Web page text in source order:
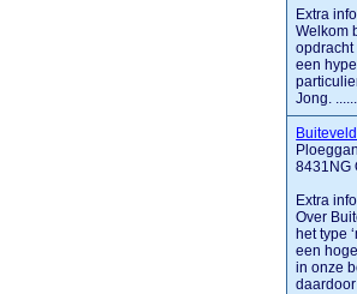
Extra
Welkom
opdracht
een
Jong.
8431NG
Extra
Over
het type
een
in onze